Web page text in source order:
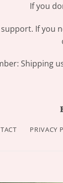
If you
If you
Shipping
PRIVACY